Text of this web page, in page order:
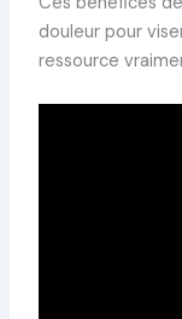
douleur pour
ressource